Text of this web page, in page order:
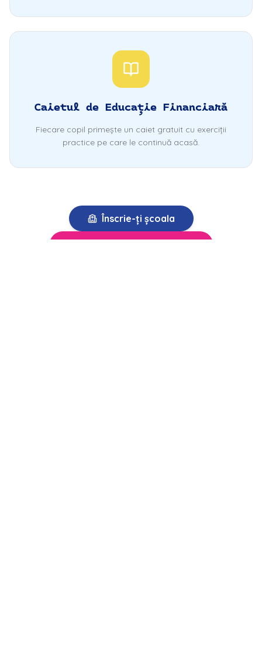
Caietul de Educație Financiară
Fiecare copil primește un caiet gratuit cu exerciții
practice pe care le continuă acasă.
Înscrie-ți școala